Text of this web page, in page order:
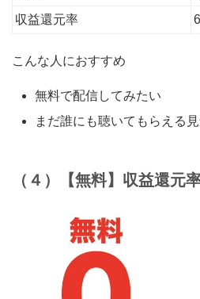
収益還元率
こんな人におすすめ
無料で配信してみたい
まだ誰にも聴いてもらえる
（４）【無料】収益還元